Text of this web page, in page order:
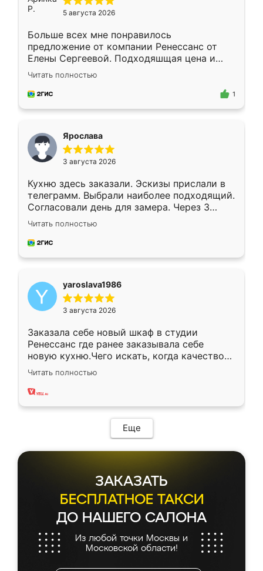
5 августа 2026
Больше всех мне понравилось
предложение от компании Ренессанс от
Елены Сергеевой. Подходяшщая цена и
короткие сроки изготовления. Приехавший
для замера сотрудник Владислав
предложил по моему эскизу самый
Читать полностью
1
Ярослава
3 августа 2026
Кухню здесь заказали. Эскизы прислали в
телеграмм. Выбрали наиболее подходящий.
Согласовали день для замера. Через 3
недели кухня была уже готова. Остались
довольны работой. Спасибо Ренессанс
мебель за качественную работу!
Читать полностью
yaroslava1986
3 августа 2026
Заказала себе новый шкаф в студии
Ренессанс где ранее заказывала себе
новую кухню.Чего искать, когда качеством
вполне довольна. Служит кухня уже почти
два года, нареканий нет.
Читать полностью
Еще
ЗАКАЗАТЬ
БЕСПЛАТНОЕ ТАКСИ
ДО НАШЕГО САЛОНА
Из любой точки Москвы и
Московской области!